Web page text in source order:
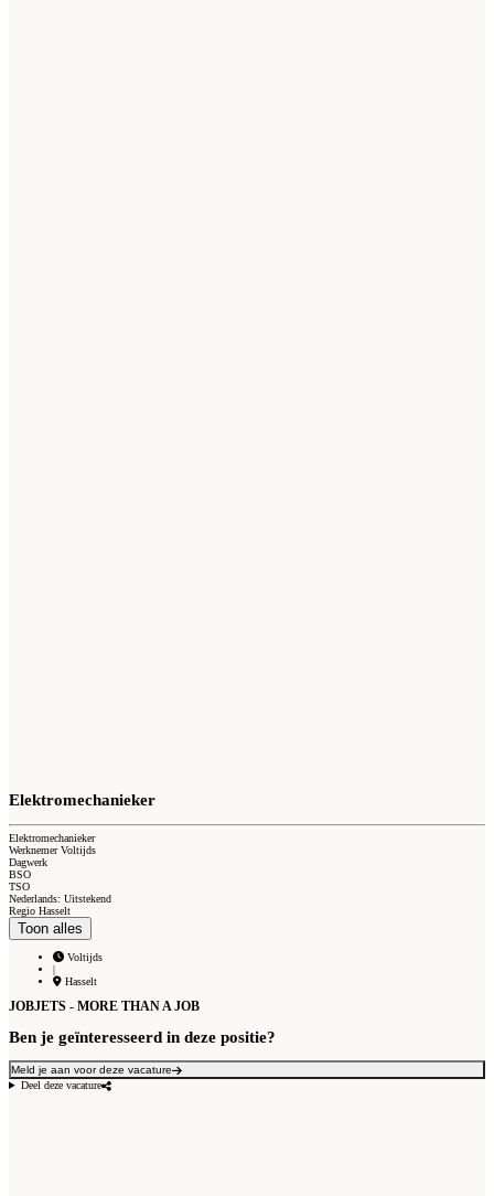
Elektromechanieker
Elektromechanieker
Werknemer Voltijds
Dagwerk
BSO
TSO
Nederlands: Uitstekend
Regio Hasselt
Toon alles
Voltijds
|
Hasselt
JOBJETS - MORE THAN A JOB
Ben je geïnteresseerd in deze positie?
Meld je aan voor deze vacature
Deel deze vacature